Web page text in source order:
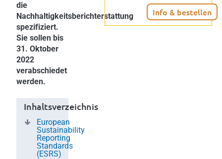
die
Nachhaltigkeitsberichterstattung
spezifiziert.
Sie sollen bis
31. Oktober
2022
verabschiedet
werden.
Inhaltsverzeichnis
European
Sustainability
Reporting
Standards
(ESRS)
Info & bestellen